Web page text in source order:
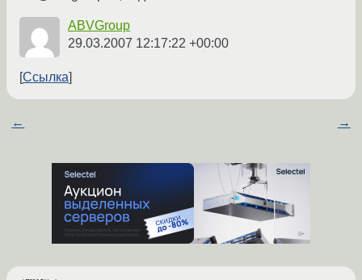
ABVGroup
29.03.2007 12:17:22 +00:00
Ссылка
← →